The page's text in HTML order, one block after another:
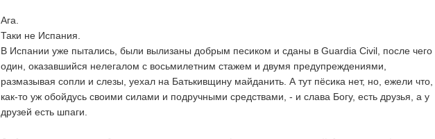
Ага.
Таки не Испания.
В Испании уже пытались, были вылизаны добрым песиком и сданы в Guardia Civil, после чего
один, оказавшийся нелегалом с восьмилетним стажем и двумя предупреждениями,
размазывая сопли и слезы, уехал на Батькивщину майданить. А тут пёсика нет, но, ежели что,
как-то уж обойдусь своими силами и подручными средствами, - и слава Богу, есть друзья, а у
друзей есть шпаги.